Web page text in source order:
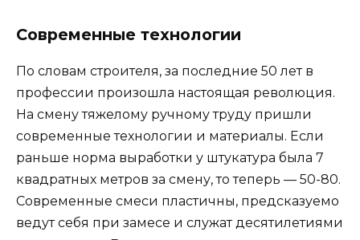
Современные технологии
По словам строителя, за последние 50 лет в
профессии произошла настоящая революция.
На смену тяжелому ручному труду пришли
современные технологии и материалы. Если
раньше норма выработки у штукатура была 7
квадратных метров за смену, то теперь — 50-80.
Современные смеси пластичны, предсказуемо
ведут себя при замесе и служат десятилетиями